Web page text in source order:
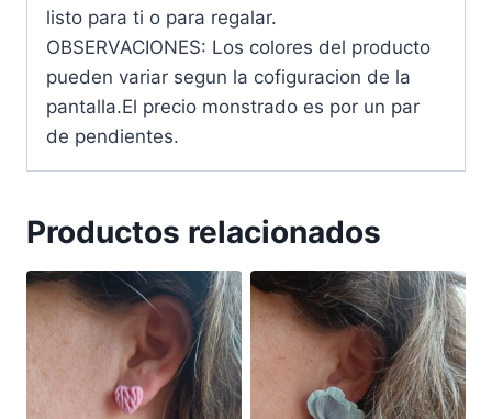
listo para ti o para regalar.
OBSERVACIONES: Los colores del producto
pueden variar segun la cofiguracion de la
pantalla.El precio monstrado es por un par
de pendientes.
Productos relacionados